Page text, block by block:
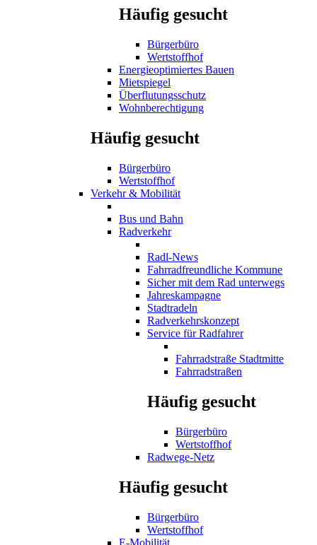
Häufig gesucht
Bürgerbüro
Wertstoffhof
Energieoptimiertes Bauen
Mietspiegel
Überflutungsschutz
Wohnberechtigung
Häufig gesucht
Bürgerbüro
Wertstoffhof
Verkehr & Mobilität
Bus und Bahn
Radverkehr
Radl-News
Fahrradfreundliche Kommune
Sicher mit dem Rad unterwegs
Jahreskampagne
Stadtradeln
Radverkehrskonzept
Service für Radfahrer
Fahrradstraße Stadtmitte
Fahrradstraßen
Häufig gesucht
Bürgerbüro
Wertstoffhof
Radwege-Netz
Häufig gesucht
Bürgerbüro
Wertstoffhof
E-Mobilität